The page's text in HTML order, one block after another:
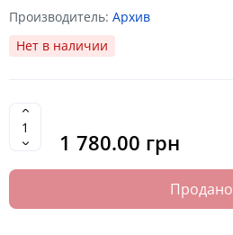
Производитель: Архив
Нет в наличии
1 780.00 грн
Продано